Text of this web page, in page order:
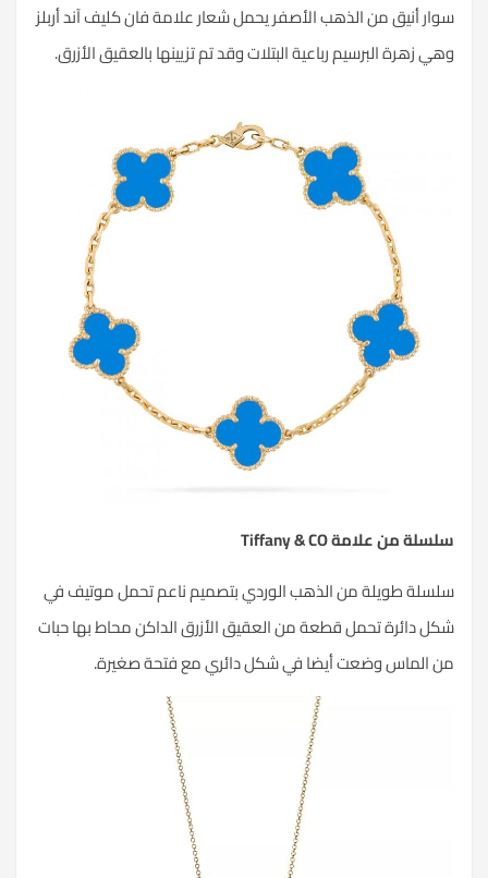
سوار أنيق من الذهب الأصفر يحمل شعار علامة فان كليف آند أربلز
وهي زهرة البرسيم رباعية البتلات وقد تم تزيينها بالعقيق الأزرق.
سلسلة من علامةTiffany & CO
سلسلة طويلة من الذهب الوردي بتصميم ناعم تحمل موتيف في
شكل دائرة تحمل قطعة من العقيق الأزرق الداكن محاط بها حبات
من الماس وضعت أيضا في شكل دائري مع فتحة صغيرة.